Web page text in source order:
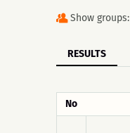
Show groups:
RESULTS
No